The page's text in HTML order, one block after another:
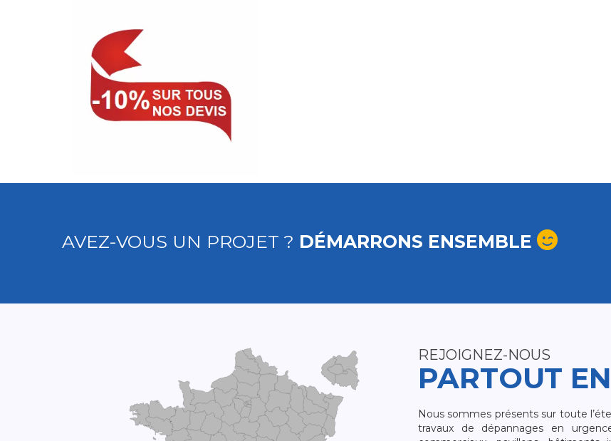
AVEZ-VOUS UN PROJET ? DÉMARRONS ENSEMBLE
REJOIGNEZ-NOUS
PARTOUT
Nous sommes présents sur toute
travaux de dépannages en